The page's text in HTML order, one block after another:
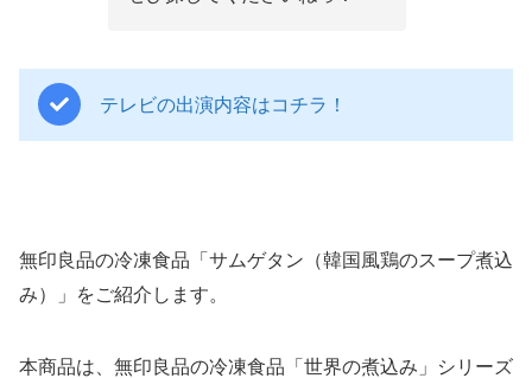
テレビの出演内容はコチラ！
無印良品の冷凍食品「サムゲタン（韓国風鶏のスープ煮込
み）」をご紹介します。
本商品は、無印良品の冷凍食品「世界の煮込み」シリーズ